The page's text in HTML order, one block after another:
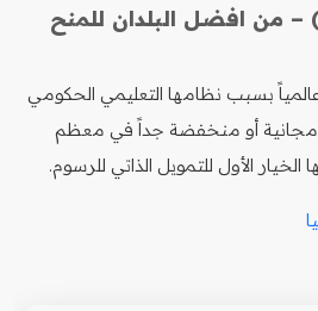
1. ألمانيا (Germany) – من افضل البلدان للمنح
بسبب نظامها التعليمي الحكومي
مجانية أو منخفضة جداً في معظم
الأول للتمويل الذاتي للرسوم.